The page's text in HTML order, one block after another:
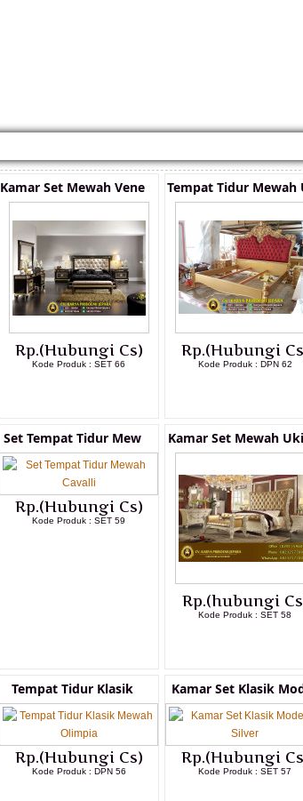
Kamar Set Mewah Vene
Rp.(Hubungi Cs)
Kode Produk : SET 66
Tempat Tidur Mewah
Rp.(Hubungi
Kode Produk : DPN 62
Set Tempat Tidur Mew
Rp.(Hubungi Cs)
Kode Produk : SET 59
Kamar Set Mewah
Rp.(hubungi
Kode Produk : SET 58
Tempat Tidur Klasik
Rp.(Hubungi Cs)
Kode Produk : DPN 56
Kamar Set Klasik
Rp.(Hubungi
Kode Produk : SET 57